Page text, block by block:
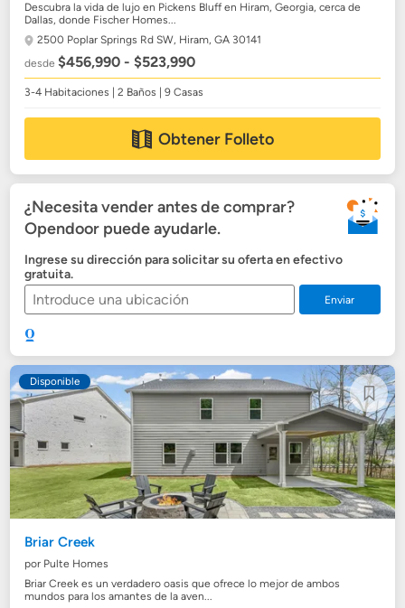
Descubra la vida de lujo en Pickens Bluff en Hiram, Georgia, cerca de
Dallas, donde Fischer Homes...
2500 Poplar Springs Rd SW, Hiram, GA 30141
desde$456,990 - $523,990
3-4 Habitaciones | 2 Baños | 9 Casas
Obtener Folleto
¿Necesita vender antes de comprar?
Opendoor puede ayudarle.
Ingrese su dirección para solicitar su oferta en efectivo
gratuita.
Enviar
Disponible
Briar Creek
por Pulte Homes
Briar Creek es un verdadero oasis que ofrece lo mejor de ambos
mundos para los amantes de la aven...